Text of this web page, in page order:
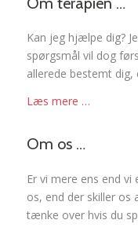
Kan jeg hjælpe dig?
spørgsmål vil dog
allerede bestemt
Læs mere …
Om os …
Er vi mere ens end
os, end der skiller
tænke over hvis du